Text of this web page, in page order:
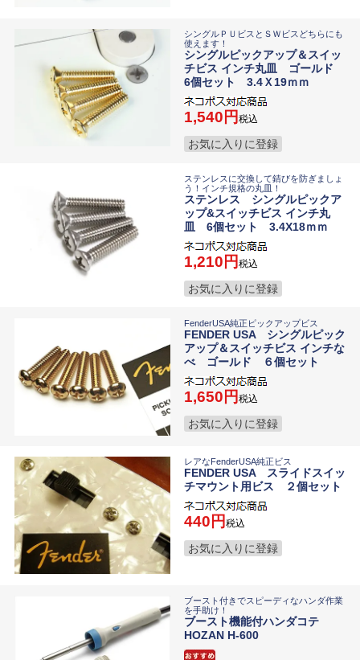
シングルＰＵビスとＳＷビスどちらにも
使えます！
シングルピックアップ＆スイッ
チビス インチ丸皿 ゴールド
6個セット 3.4Ｘ19ｍｍ
1,540 税込
お気に入りに登録
ステンレスに交換して錆びを防ぎましょ
う！インチ規格の丸皿！
ステンレス シングルピックア
ップ&スイッチビス インチ丸
皿 6個セット 3.4X18ｍｍ
1,210 税込
お気に入りに登録
FenderUSA純正ピックアップビス
FENDER USA シングルピック
アップ＆スイッチビス インチな
べ ゴールド ６個セット
1,650 税込
お気に入りに登録
レアなFenderUSA純正ビス
FENDER USA スライドスイッ
チマウント用ビス ２個セット
440 税込
お気に入りに登録
ブースト付きでスピーディなハンダ作業
を手助け！
ブースト機能付ハンダコテ
HOZAN H-600